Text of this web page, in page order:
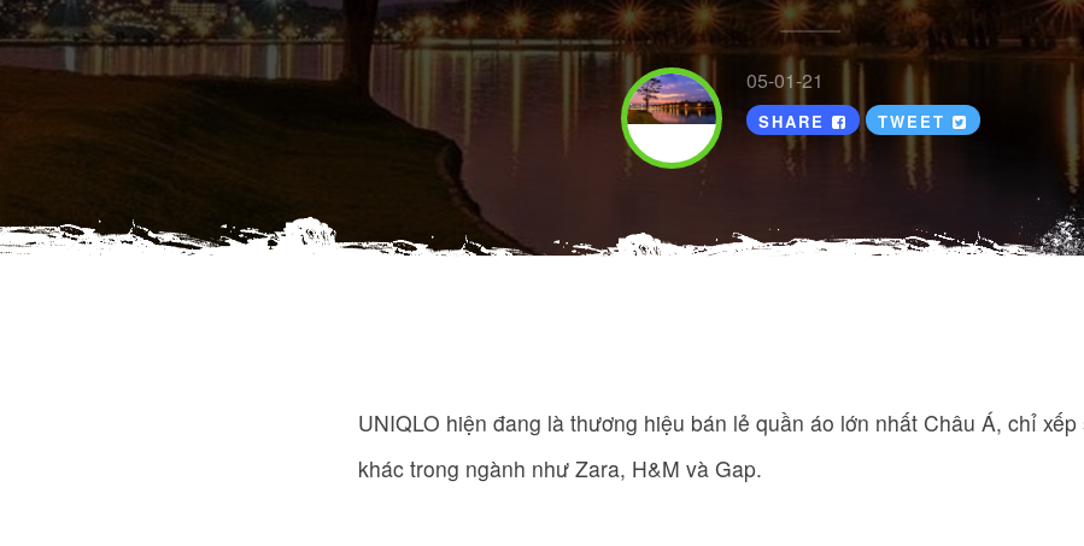
05-01-21
SHARE TWEET
UNIQLO hiện đang là thương hiệu bán lẻ quần áo lớn nhất Châu Á, chỉ xếp
khác trong ngành như Zara, H&M và Gap.